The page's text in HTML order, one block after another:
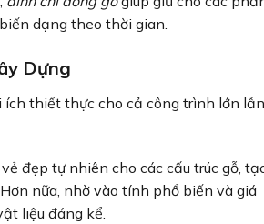
dạng theo thời gian.
Dựng
thiết thực cho cả công trình lớn lẫn
đẹp tự nhiên cho các cấu trúc gỗ,
nữa, nhờ vào tính phổ biến và giá
liệu đáng kể.